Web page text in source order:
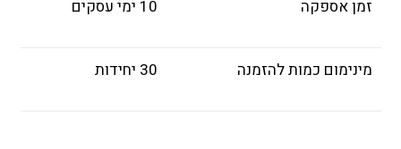
זמן אספקה 10 ימי עסקים
מינימום כמות להזמנה 30 יחידות